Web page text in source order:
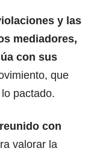
y las
mediadores,
con sus
que
pactado.
con
valorar la